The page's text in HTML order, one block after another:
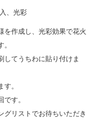
、光彩
を作成し、光彩効果で花火
してうちわに貼り付けま
。
す。
グリストでお待ちいただき